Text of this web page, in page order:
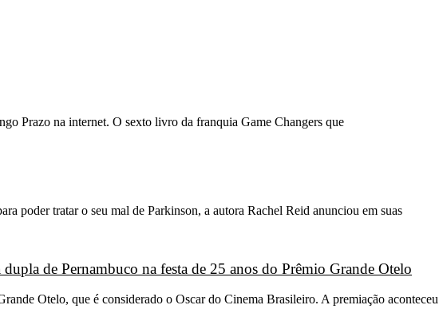
Prazo na internet. O sexto livro da franquia Game Changers que
poder tratar o seu mal de Parkinson, a autora Rachel Reid anunciou em suas
de Pernambuco na festa de 25 anos do Prêmio Grande Otelo
Otelo, que é considerado o Oscar do Cinema Brasileiro. A premiação aconteceu